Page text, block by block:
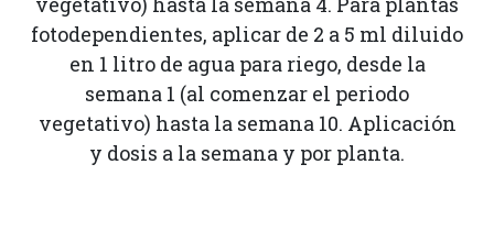
fotodependientes, aplicar de 2 a 5 ml diluido
en 1 litro de agua para riego, desde la
semana 1 (al comenzar el periodo
vegetativo) hasta la semana 10. Aplicación
y dosis a la semana y por planta.